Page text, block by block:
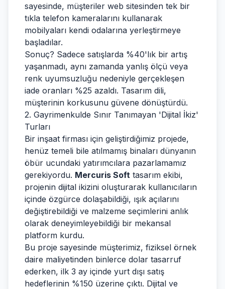
sayesinde, müşteriler web sitesinden tek bir
tıkla telefon kameralarını kullanarak
mobilyaları kendi odalarına yerleştirmeye
başladılar.
Sonuç? Sadece satışlarda %40'lık bir artış
yaşanmadı, aynı zamanda yanlış ölçü veya
renk uyumsuzluğu nedeniyle gerçekleşen
iade oranları %25 azaldı. Tasarım dili,
müşterinin korkusunu güvene dönüştürdü.
2. Gayrimenkulde Sınır Tanımayan 'Dijital İkiz'
Turları
Bir inşaat firması için geliştirdiğimiz projede,
henüz temeli bile atılmamış binaları dünyanın
öbür ucundaki yatırımcılara pazarlamamız
gerekiyordu. Mercuris Soft tasarım ekibi,
projenin dijital ikizini oluşturarak kullanıcıların
içinde özgürce dolaşabildiği, ışık açılarını
değiştirebildiği ve malzeme seçimlerini anlık
olarak deneyimleyebildiği bir mekansal
platform kurdu.
Bu proje sayesinde müşterimiz, fiziksel örnek
daire maliyetinden binlerce dolar tasarruf
ederken, ilk 3 ay içinde yurt dışı satış
hedeflerinin %150 üzerine çıktı. Dijital ve